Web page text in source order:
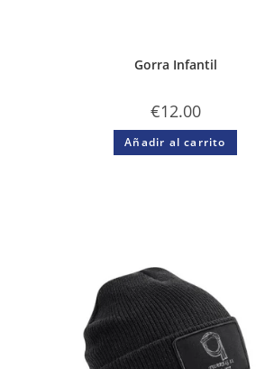
Gorra Infantil
€12.00
Añadir al carrito